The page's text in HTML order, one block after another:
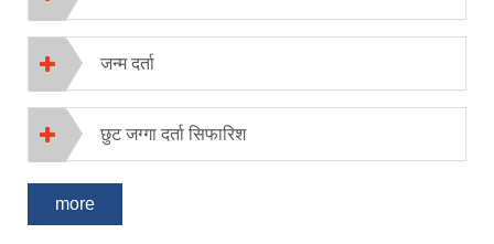
जन्म दर्ता
छुट जग्गा दर्ता सिफारिश
more